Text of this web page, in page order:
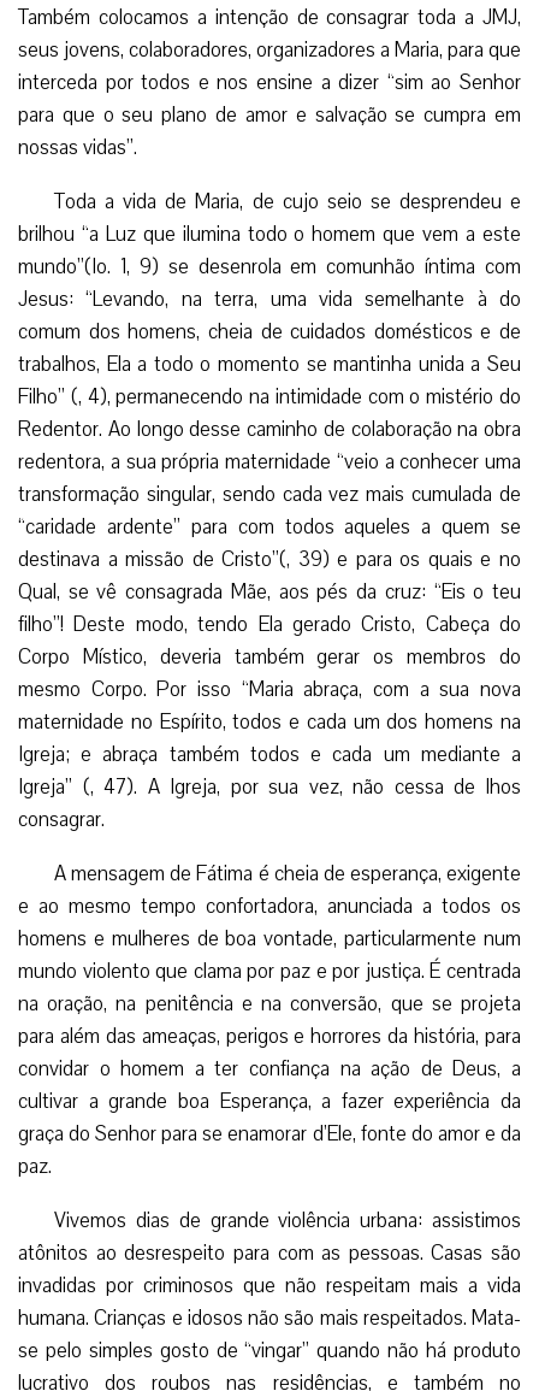
Também colocamos a intenção de consagrar toda a JMJ,
seus jovens, colaboradores, organizadores a Maria, para que
interceda por todos e nos ensine a dizer “sim ao Senhor
para que o seu plano de amor e salvação se cumpra em
nossas vidas”.
Toda a vida de Maria, de cujo seio se desprendeu e
brilhou “a Luz que ilumina todo o homem que vem a este
mundo”(Io. 1, 9) se desenrola em comunhão íntima com
Jesus: “Levando, na terra, uma vida semelhante à do
comum dos homens, cheia de cuidados domésticos e de
trabalhos, Ela a todo o momento se mantinha unida a Seu
Filho” (, 4), permanecendo na intimidade com o mistério do
Redentor. Ao longo desse caminho de colaboração na obra
redentora, a sua própria maternidade “veio a conhecer uma
transformação singular, sendo cada vez mais cumulada de
“caridade ardente” para com todos aqueles a quem se
destinava a missão de Cristo”(, 39) e para os quais e no
Qual, se vê consagrada Mãe, aos pés da cruz: “Eis o teu
filho”! Deste modo, tendo Ela gerado Cristo, Cabeça do
Corpo Místico, deveria também gerar os membros do
mesmo Corpo. Por isso “Maria abraça, com a sua nova
maternidade no Espírito, todos e cada um dos homens na
Igreja; e abraça também todos e cada um mediante a
Igreja” (, 47). A Igreja, por sua vez, não cessa de lhos
consagrar.
A mensagem de Fátima é cheia de esperança, exigente
e ao mesmo tempo confortadora, anunciada a todos os
homens e mulheres de boa vontade, particularmente num
mundo violento que clama por paz e por justiça. É centrada
na oração, na penitência e na conversão, que se projeta
para além das ameaças, perigos e horrores da história, para
convidar o homem a ter confiança na ação de Deus, a
cultivar a grande boa Esperança, a fazer experiência da
graça do Senhor para se enamorar d’Ele, fonte do amor e da
paz.
Vivemos dias de grande violência urbana: assistimos
atônitos ao desrespeito para com as pessoas. Casas são
invadidas por criminosos que não respeitam mais a vida
humana. Crianças e idosos não são mais respeitados. Mata-
se pelo simples gosto de “vingar” quando não há produto
lucrativo dos roubos nas residências, e também no